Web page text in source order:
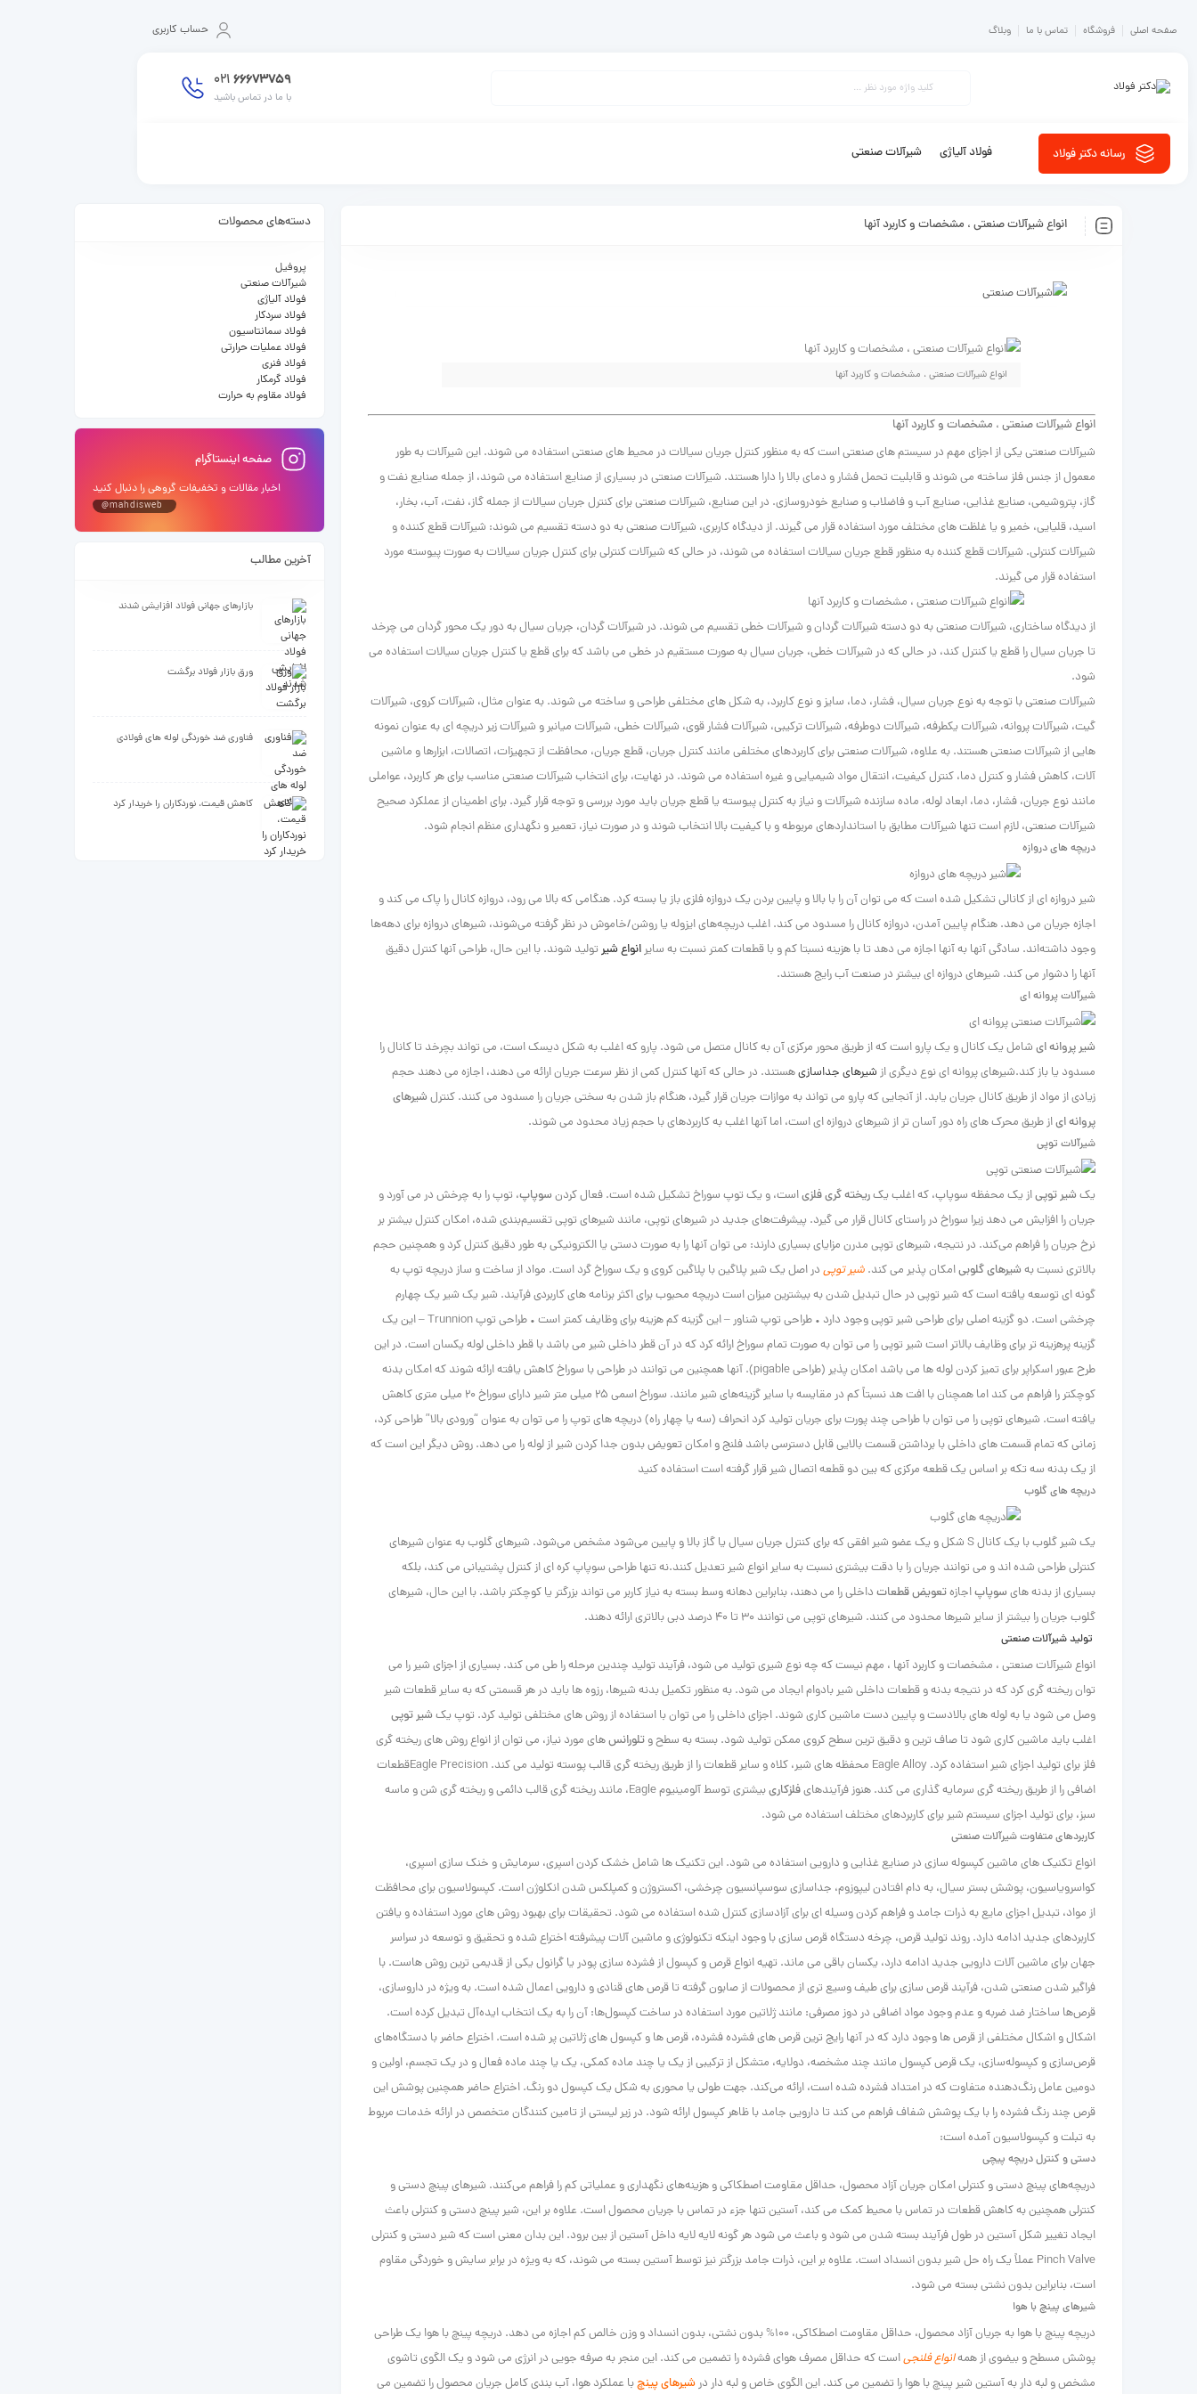
صفحه اصلی فروشگاه تماس با ما وبلاگ حساب کاربری
66673759
021
با ما در تماس باشید
رسانه دکتر فولاد فولاد آلیاژی شیرآلات صنعتی
انواع شیرآلات صنعتی ، مشخصات و کاربرد آنها
انواع شیرآلات صنعتی ، مشخصات و کاربرد آنها
انواع شیرآلات صنعتی ، مشخصات و کاربرد آنها
شیرآلات صنعتی یکی از اجزای مهم در سیستم های صنعتی است که به منظور کنترل جریان سیالات در محیط های صنعتی استفاده می شوند. این شیرآلات به طور
معمول از جنس فلز ساخته می شوند و قابلیت تحمل فشار و دمای بالا را دارا هستند. شیرآلات صنعتی در بسیاری از صنایع استفاده می شوند، از جمله صنایع نفت و
گاز، پتروشیمی، صنایع غذایی، صنایع آب و فاضلاب و صنایع خودروسازی. در این صنایع، شیرآلات صنعتی برای کنترل جریان سیالات از جمله گاز، نفت، آب، بخار،
اسید، قلیایی، خمیر و یا غلظت های مختلف مورد استفاده قرار می گیرند. از دیدگاه کاربری، شیرآلات صنعتی به دو دسته تقسیم می شوند: شیرآلات قطع کننده و
شیرآلات کنترلی. شیرآلات قطع کننده به منظور قطع جریان سیالات استفاده می شوند، در حالی که شیرآلات کنترلی برای کنترل جریان سیالات به صورت پیوسته مورد
استفاده قرار می گیرند.
از دیدگاه ساختاری، شیرآلات صنعتی به دو دسته شیرآلات گردان و شیرآلات خطی تقسیم می شوند. در شیرآلات گردان، جریان سیال به دور یک محور گردان می چرخد
تا جریان سیال را قطع یا کنترل کند، در حالی که در شیرآلات خطی، جریان سیال به صورت مستقیم در خطی می باشد که برای قطع یا کنترل جریان سیالات استفاده می
شود.
شیرآلات صنعتی با توجه به نوع جریان سیال، فشار، دما، سایز و نوع کاربرد، به شکل های مختلفی طراحی و ساخته می شوند. به عنوان مثال، شیرآلات کروی، شیرآلات
گیت، شیرآلات پروانه، شیرآلات یکطرفه، شیرآلات دوطرفه، شیرآلات ترکیبی، شیرآلات فشار قوی، شیرآلات خطی، شیرآلات میانبر و شیرآلات زیر دریچه ای به عنوان نمونه
هایی از شیرآلات صنعتی هستند. به علاوه، شیرآلات صنعتی برای کاربردهای مختلفی مانند کنترل جریان، قطع جریان، محافظت از تجهیزات، اتصالات، ابزارها و ماشین
آلات، کاهش فشار و کنترل دما، کنترل کیفیت، انتقال مواد شیمیایی و غیره استفاده می شوند. در نهایت، برای انتخاب شیرآلات صنعتی مناسب برای هر کاربرد، عواملی
مانند نوع جریان، فشار، دما، ابعاد لوله، ماده سازنده شیرآلات و نیاز به کنترل پیوسته یا قطع جریان باید مورد بررسی و توجه قرار گیرد. برای اطمینان از عملکرد صحیح
شیرآلات صنعتی، لازم است تنها شیرآلات مطابق با استانداردهای مربوطه و با کیفیت بالا انتخاب شوند و در صورت نیاز، تعمیر و نگهداری منظم انجام شود.
دریچه های دروازه
شیر دروازه ای از کانالی تشکیل شده است که می توان آن را با بالا و پایین بردن یک دروازه فلزی باز یا بسته کرد. هنگامی که بالا می رود، دروازه کانال را پاک می کند و
اجازه جریان می دهد. هنگام پایین آمدن، دروازه کانال را مسدود می کند. اغلب دریچه‌های ایزوله یا روشن/خاموش در نظر گرفته می‌شوند، شیرهای دروازه برای دهه‌ها
وجود داشته‌اند. سادگی آنها به آنها اجازه می دهد تا با هزینه نسبتا کم و با قطعات کمتر نسبت به سایرانواع شیر تولید شوند. با این حال، طراحی آنها کنترل دقیق
آنها را دشوار می کند. شیرهای دروازه ای بیشتر در صنعت آب رایج هستند.
شیرآلات پروانه ای
شیر پروانه ای شامل یک کانال و یک پارو است که از طریق محور مرکزی آن به کانال متصل می شود. پارو که اغلب به شکل دیسک است، می تواند بچرخد تا کانال را
مسدود یا باز کند.شیرهای پروانه ای نوع دیگری از شیرهای جداسازیهستند. در حالی که آنها کنترل کمی از نظر سرعت جریان ارائه می دهند، اجازه می دهند حجم
زیادی از مواد از طریق کانال جریان یابد. از آنجایی که پارو می تواند به موازات جریان قرار گیرد، هنگام باز شدن به سختی جریان را مسدود می کنند. کنترل شیرهای
پروانه ایاز طریق محرک های راه دور آسان تر از شیرهای دروازه ای است، اما آنها اغلب به کاربردهای با حجم زیاد محدود می شوند.
شیرآلات توپی
یک شیر توپیاز یک محفظه سوپاپ، که اغلب یکریخته گری فلزیاست، و یک توپ سوراخ تشکیل شده است. فعال کردن سوپاپ، توپ را به چرخش در می آورد و
جریان را افزایش می دهد زیرا سوراخ در راستای کانال قرار می گیرد. پیشرفت‌های جدید در شیرهای توپی، مانند شیرهای توپی تقسیم‌بندی شده، امکان کنترل بیشتر بر
نرخ جریان را فراهم می‌کند. در نتیجه، شیرهای توپی مدرن مزایای بسیاری دارند: می توان آنها را به صورت دستی یا الکترونیکی به طور دقیق کنترل کرد و همچنین حجم
بالاتری نسبت به شیرهای گلوبیامکان پذیر می کند. شیر توپی در اصل یک شیر پلاگین با پلاگین کروی و یک سوراخ گرد است. مواد از ساخت و ساز دریچه توپ به
گونه ای توسعه یافته است که شیر توپی در حال تبدیل شدن به بیشترین میزان است دریچه محبوب برای اکثر برنامه های کاربردی فرآیند. شیر یک شیر یک چهارم
چرخشی است. دو گزینه اصلی برای طراحی شیر توپی وجود دارد • طراحی توپ شناور – این گزینه کم هزینه برای وظایف کمتر است • طراحی توپ Trunnion – این یک
گزینه پرهزینه تر برای وظایف بالاتر است شیر توپی را می توان به صورت تمام سوراخ ارائه کرد که در آن قطر داخلی شیر می باشد با قطر داخلی لوله یکسان است. در این
طرح عبور اسکراپر برای تمیز کردن لوله ها می باشد امکان پذیر (طراحی pigable). آنها همچنین می توانند در طراحی با سوراخ کاهش یافته ارائه شوند که امکان بدنه
کوچکتر را فراهم می کند اما همچنان با افت هد نسبتاً کم در مقایسه با سایر گزینه‌های شیر مانند.
سوراخ اسمی 25 میلی متر شیر دارای سوراخ 20 میلی متری کاهش
یافته است. شیرهای توپی را می توان با طراحی چند پورت برای جریان تولید کرد انحراف (سه یا چهار راه) دریچه های توپ را می توان به عنوان “ورودی بالا” طراحی کرد،
زمانی که تمام قسمت های داخلی با برداشتن قسمت بالایی قابل دسترسی باشد فلنج و امکان تعویض بدون جدا کردن شیر از لوله را می دهد. روش دیگر این است که
از یک بدنه سه تکه بر اساس یک قطعه مرکزی که بین دو قطعه اتصال شیر قرار گرفته است استفاده کنید
دریچه های گلوب
یک شیر گلوب با یک کانال S شکل و یک عضو شیر افقی که برای کنترل جریان سیال یا گاز بالا و پایین می‌شود مشخص می‌شود. شیرهای گلوب به عنوان شیرهای
کنترلی طراحی شده اند و می توانند جریان را با دقت بیشتری نسبت به سایر انواع شیر تعدیل کنند.نه تنها طراحی سوپاپ کره ای از کنترل پشتیبانی می کند، بلکه
بسیاری از بدنه های سوپاپاجازهتعویض قطعات داخلی را می دهند، بنابراین دهانه وسط بسته به نیاز کاربر می تواند بزرگتر یا کوچکتر باشد. با این حال، شیرهای
گلوب جریان را بیشتر از سایر شیرها محدود می کنند. شیرهای توپی می توانند 30 تا 40 درصد دبی بالاتری ارائه دهند.
تولید شیرآلات صنعتی
انواع شیرآلات صنعتی ، مشخصات و کاربرد آنها ، مهم نیست که چه نوع شیری تولید می شود، فرآیند تولید چندین مرحله را طی می کند. بسیاری از اجزای شیر را می
توان ریخته گری کرد که در نتیجه بدنه و قطعات داخلی شیر بادوام ایجاد می شود. به منظور تکمیل بدنه شیرها، رزوه ها باید در هر قسمتی که به سایر قطعات شیر ​​
وصل می شود یا به لوله های بالادست و پایین دست ماشین کاری شوند. اجزای داخلی را می توان با استفاده از روش های مختلفی تولید کرد. توپ یک شیر توپی
اغلب باید ماشین کاری شود تا صاف ترین و دقیق ترین سطح کروی ممکن تولید شود. بسته به سطح و تلورانسهای مورد نیاز، می توان از انواع روش های ریخته گری
فلز برای تولید اجزای شیر استفاده کرد. Eagle Alloy محفظه های شیر، کلاه و سایر قطعات را از طریق ریخته گری قالب پوسته تولید می کند. Eagle Precisionقطعات
اضافی را از طریق ریخته گری سرمایه گذاری می کند. هنوز فرآیندهایفلزکاری
بیشتری توسط آلومینیوم Eagle، مانند ریخته گری قالب دائمی و ریخته گری شن و ماسه
سبز، برای تولید اجزای سیستم شیر برای کاربردهای مختلف استفاده می شود.
کاربردهای متفاوت شیرآلات صنعتی
انواع تکنیک های ماشین کپسوله سازی در صنایع غذایی و دارویی استفاده می شود. این تکنیک ها شامل خشک کردن اسپری، سرمایش و خنک سازی اسپری،
کواسرویاسیون، پوشش بستر سیال، به دام افتادن لیپوزوم، جداسازی سوسپانسیون چرخشی، اکستروژن و کمپلکس شدن انکلوژن است. کپسولاسیون برای محافظت
از مواد، تبدیل اجزای مایع به ذرات جامد و فراهم کردن وسیله ای برای آزادسازی کنترل شده استفاده می شود. تحقیقات برای بهبود روش های مورد استفاده و یافتن
کاربردهای جدید ادامه دارد. روند تولید قرص، چرخه دستگاه قرص سازی با وجود اینکه تکنولوژی و ماشین آلات پیشرفته اختراع شده و تحقیق و توسعه در سراسر
جهان برای ماشین آلات دارویی جدید ادامه دارد، یکسان باقی می ماند. تهیه انواع قرص و کپسول از فشرده سازی پودر یا گرانول یکی از قدیمی ترین روش هاست. با
فراگیر شدن صنعتی شدن، فرآیند قرص سازی برای طیف وسیع تری از محصولات از صابون گرفته تا قرص های قنادی و دارویی اعمال شده است. به ویژه در داروسازی،
قرص‌ها ساختار ضد ضربه و عدم وجود مواد اضافی در دوز مصرفی: مانند ژلاتین مورد استفاده در ساخت کپسول‌ها: آن را به یک انتخاب ایده‌آل تبدیل کرده است.
اشکال و اشکال مختلفی از قرص ها وجود دارد که در آنها رایج ترین قرص های فشرده فشرده، قرص ها و کپسول های ژلاتین پر شده است. اختراع حاضر با دستگاه‌های
قرص‌سازی و کپسوله‌سازی، یک قرص کپسول مانند چند مشخصه، دولایه، متشکل از ترکیبی از یک یا چند ماده کمکی، یک یا چند ماده فعال و در یک تجسم، اولین و
دومین عامل رنگ‌دهنده متفاوت که در امتداد فشرده شده است، ارائه می‌کند. جهت طولی یا محوری به شکل یک کپسول دو رنگ. اختراع حاضر همچنین پوشش این
قرص چند رنگ فشرده را با یک پوشش شفاف فراهم می کند تا دارویی جامد با ظاهر کپسول ارائه شود. در زیر لیستی از تامین کنندگان متخصص در ارائه خدمات مربوط
به تبلت و کپسولاسیون آمده است:
دستی و کنترل دریچه پیچی
دریچه‌های پینچ دستی و کنترلی امکان جریان آزاد محصول، حداقل مقاومت اصطکاکی و هزینه‌های نگهداری و عملیاتی کم را فراهم می‌کنند. شیرهای پینچ دستی و
کنترلی همچنین به کاهش قطعات در تماس با محیط کمک می کند، آستین تنها جزء در تماس با جریان محصول است. علاوه بر این، شیر پینچ دستی و کنترلی باعث
ایجاد تغییر شکل آستین در طول فرآیند بسته شدن می شود و باعث می شود هر گونه لایه لایه داخل آستین از بین برود. این بدان معنی است که شیر دستی و کنترلی
Pinch Valve عملاً یک راه حل شیر بدون انسداد است. علاوه بر این، ذرات جامد بزرگتر نیز توسط آستین بسته می شوند، که به ویژه در برابر سایش و خوردگی مقاوم
است، بنابراین بدون نشتی بسته می شود.
شیرهای پینچ با هوا
دریچه پینچ با هوا به جریان آزاد محصول، حداقل مقاومت اصطکاکی، 100% بدون نشتی، بدون انسداد و وزن خالص کم اجازه می دهد.
دریچه پینچ با هوا یک طراحی
پوشش مسطح و بیضوی از همهانواع فلنجیاست که حداقل مصرف هوای فشرده را تضمین می کند. این منجر به صرفه جویی در انرژی می شود و یک الگوی تاشوی
مشخص و لبه دار به آستین شیر پینچ با هوا را تضمین می کند. این الگوی خاص و لبه دار درشیرهای پینچبا عملکرد هوا، آب بندی کامل جریان محصول را تضمین می
دسته‌های محصولات
پروفیل
شیرآلات صنعتی
فولاد آلیاژی
فولاد سردکار
فولاد سمانتاسیون
فولاد عملیات حرارتی
فولاد فنری
فولاد گرمکار
فولاد مقاوم به حرارت
صفحه اینستاگرام
اخبار مقالات و تخفیفات گروهی را دنبال کنید
@mahdisweb
آخرین مطالب
بازارهای جهانی فولاد افزایشی شدند
ورق بازار فولاد برگشت
فناوری ضد خوردگی لوله های فولادی
کاهش قیمت، نوردکاران را خریدار کرد